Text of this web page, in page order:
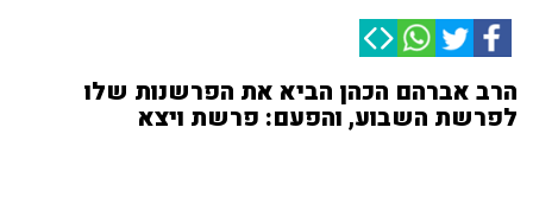
הרב אברהם הכהן הביא את הפרשנות שלו
לפרשת השבוע, והפעם: פרשת ויצא